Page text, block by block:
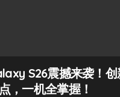
S26震撼来袭！创
，一机全掌握！